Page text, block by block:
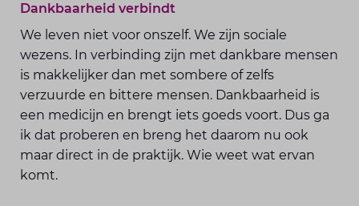
Dankbaarheid verbindt
We leven niet voor onszelf. We zijn sociale
wezens. In verbinding zijn met dankbare mensen
is makkelijker dan met sombere of zelfs
verzuurde en bittere mensen. Dankbaarheid is
een medicijn en brengt iets goeds voort. Dus ga
ik dat proberen en breng het daarom nu ook
maar direct in de praktijk. Wie weet wat ervan
komt.